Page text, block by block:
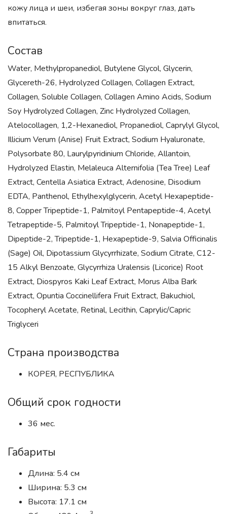
кожу лица и шеи, избегая зоны вокруг глаз, дать
впитаться.
Состав
Water, Methylpropanediol, Butylene Glycol, Glycerin,
Glycereth-26, Hydrolyzed Collagen, Collagen Extract,
Collagen, Soluble Collagen, Collagen Amino Acids, Sodium
Soy Hydrolyzed Collagen, Zinc Hydrolyzed Collagen,
Atelocollagen, 1,2-Hexanediol, Propanediol, Caprylyl Glycol,
Illicium Verum (Anise) Fruit Extract, Sodium Hyaluronate,
Polysorbate 80, Laurylpyridinium Chloride, Allantoin,
Hydrolyzed Elastin, Melaleuca Alternifolia (Tea Tree) Leaf
Extract, Centella Asiatica Extract, Adenosine, Disodium
EDTA, Panthenol, Ethylhexylglycerin, Acetyl Hexapeptide-
8, Copper Tripeptide-1, Palmitoyl Pentapeptide-4, Acetyl
Tetrapeptide-5, Palmitoyl Tripeptide-1, Nonapeptide-1,
Dipeptide-2, Tripeptide-1, Hexapeptide-9, Salvia Officinalis
(Sage) Oil, Dipotassium Glycyrrhizate, Sodium Citrate, C12-
15 Alkyl Benzoate, Glycyrrhiza Uralensis (Licorice) Root
Extract, Diospyros Kaki Leaf Extract, Morus Alba Bark
Extract, Opuntia Coccinellifera Fruit Extract, Bakuchiol,
Tocopheryl Acetate, Retinal, Lecithin, Caprylic/Capric
Triglyceri
Страна производства
КОРЕЯ, РЕСПУБЛИКА
Общий срок годности
36 мес.
Габариты
Длина: 5.4 см
Ширина: 5.3 см
Высота: 17.1 см